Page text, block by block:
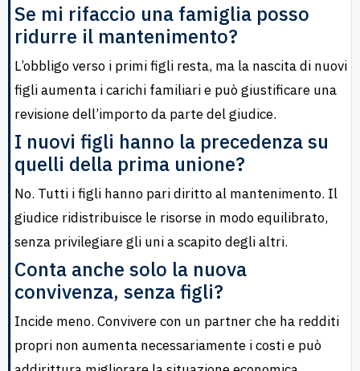
Se mi rifaccio una famiglia posso
ridurre il mantenimento?
L’obbligo verso i primi figli resta, ma la nascita di nuovi
figli aumenta i carichi familiari e può giustificare una
revisione dell’importo da parte del giudice.
I nuovi figli hanno la precedenza su
quelli della prima unione?
No. Tutti i figli hanno pari diritto al mantenimento. Il
giudice ridistribuisce le risorse in modo equilibrato,
senza privilegiare gli uni a scapito degli altri.
Conta anche solo la nuova
convivenza, senza figli?
Incide meno. Convivere con un partner che ha redditi
propri non aumenta necessariamente i costi e può